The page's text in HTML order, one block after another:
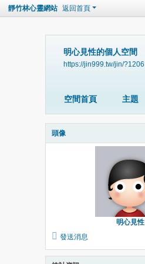
靜竹林心靈網站 返回首頁
明心見性的個人空間
https://jin999.tw/jin/?1206
空間首頁 主題
頭像
明心見性
發送消息